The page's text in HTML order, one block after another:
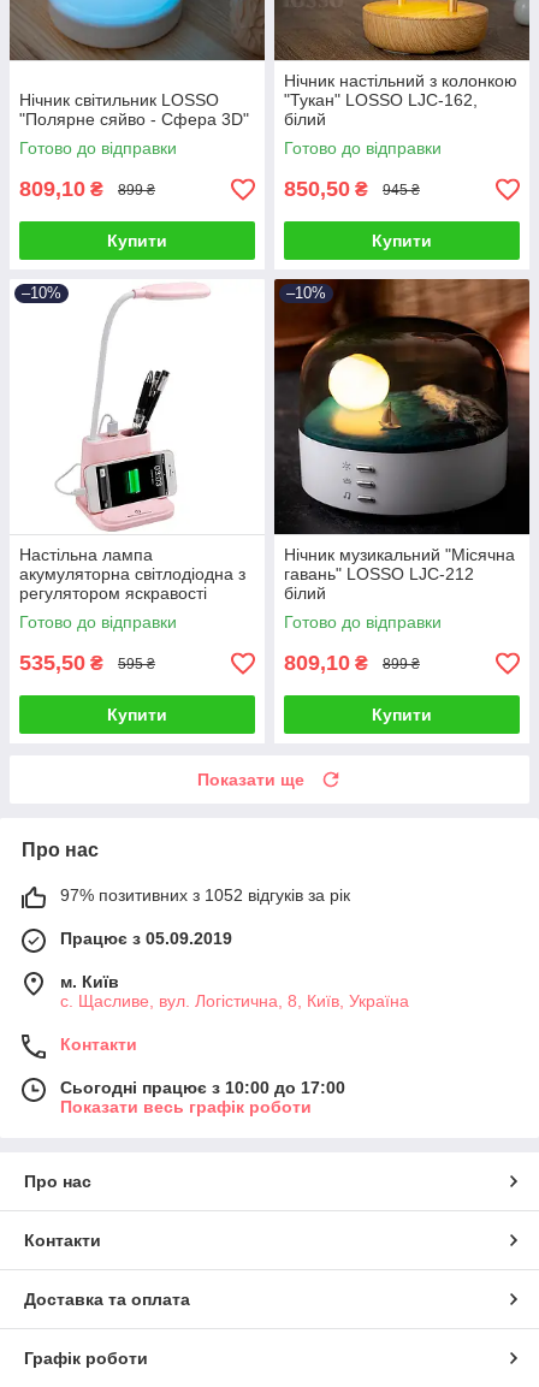
Нічник світильник LOSSO
"Полярне сяйво - Сфера 3D"
Готово до відправки
809,10 ₴ 899 ₴
Купити
Нічник настільний з колонкою
"Тукан" LOSSO LJC-162,
білий
Готово до відправки
850,50 ₴ 945 ₴
Купити
–10%
Настільна лампа
акумуляторна світлодіодна з
регулятором яскравості
LOSSO FL-1200 рожева
Готово до відправки
535,50 ₴ 595 ₴
Купити
–10%
Нічник музикальний "Місячна
гавань" LOSSO LJC-212
білий
Готово до відправки
809,10 ₴ 899 ₴
Купити
Показати ще
Про нас
97% позитивних з 1052 відгуків за рік
Працює з 05.09.2019
м. Київ
с. Щасливе, вул. Логістична, 8, Київ, Україна
Контакти
Сьогодні працює з 10:00 до 17:00
Показати весь графік роботи
Про нас
Контакти
Доставка та оплата
Графік роботи